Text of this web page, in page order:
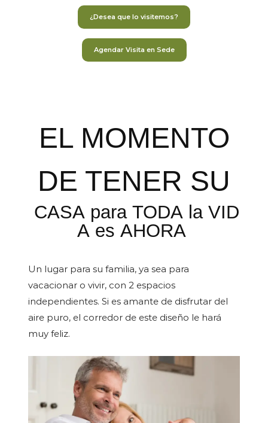
¿Desea que lo visitemos?
Agendar Visita en Sede
EL MOMENTO
DE TENER SU
CASA para TODA la VID
A es AHORA
Un lugar para su familia, ya sea para
vacacionar o vivir, con 2 espacios
independientes. Si es amante de disfrutar del
aire puro, el corredor de este diseño le hará
muy feliz.